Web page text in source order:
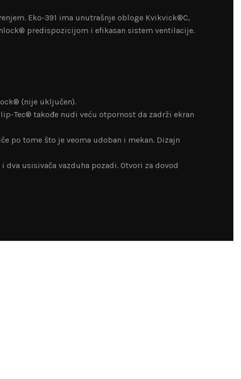
Eko-391 ima unutrašnje obloge Kvikvick®C,
predispozicijom i efikasan sistem ventilacije.
(nije uključen).
Tec® takođe nudi veću otpornost da zadrži ekran
po tome što je veoma udoban i mekan. Dizajn
usisivača vazduha pozadi. Otvori za dovod